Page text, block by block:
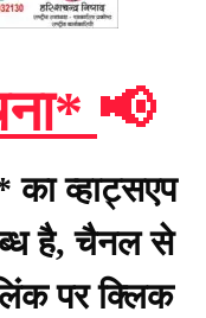
📢
का व्हाट्सएप
है, चैनल से
पर क्लिक